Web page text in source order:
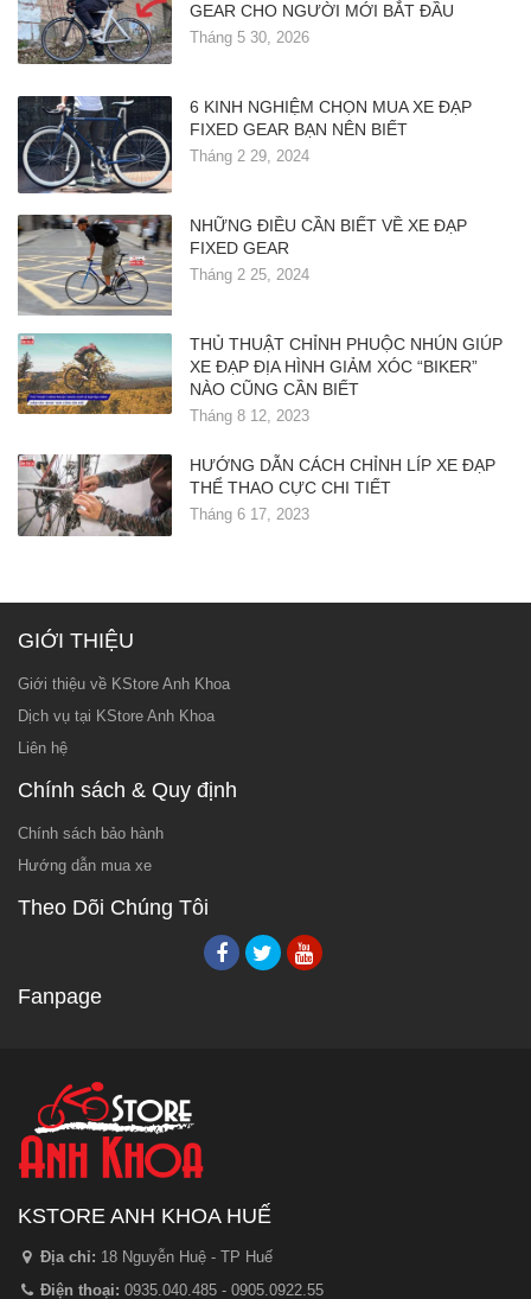
GEAR CHO NGƯỜI MỚI BẮT ĐẦU
Tháng 5 30, 2026
6 KINH NGHIỆM CHỌN MUA XE ĐẠP
FIXED GEAR BẠN NÊN BIẾT
Tháng 2 29, 2024
NHỮNG ĐIỀU CẦN BIẾT VỀ XE ĐẠP
FIXED GEAR
Tháng 2 25, 2024
THỦ THUẬT CHỈNH PHUỘC NHÚN GIÚP
XE ĐẠP ĐỊA HÌNH GIẢM XÓC “BIKER”
NÀO CŨNG CẦN BIẾT
Tháng 8 12, 2023
HƯỚNG DẪN CÁCH CHỈNH LÍP XE ĐẠP
THỂ THAO CỰC CHI TIẾT
Tháng 6 17, 2023
GIỚI THIỆU
Giới thiệu về KStore Anh Khoa
Dịch vụ tại KStore Anh Khoa
Liên hệ
Chính sách & Quy định
Chính sách bảo hành
Hướng dẫn mua xe
Theo Dõi Chúng Tôi
Fanpage
KSTORE ANH KHOA HUẾ
Địa chỉ: 18 Nguyễn Huệ - TP Huế
Điện thoại: 0935.040.485 - 0905.0922.55